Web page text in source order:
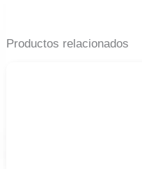
Productos relacionados